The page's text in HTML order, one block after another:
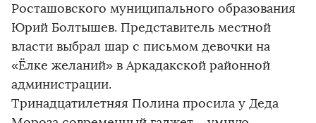
Росташовского муниципального образования
Юрий Болтышев. Представитель местной
власти выбрал шар с письмом девочки на
«Ёлке желаний» в Аркадакской районной
администрации.
Тринадцатилетняя Полина просила у Деда